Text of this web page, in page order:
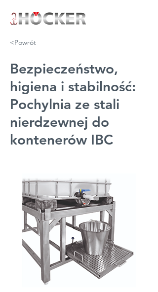
<Powrót
Bezpieczeństwo,
higiena i stabilność:
Pochylnia ze stali
nierdzewnej do
kontenerów IBC